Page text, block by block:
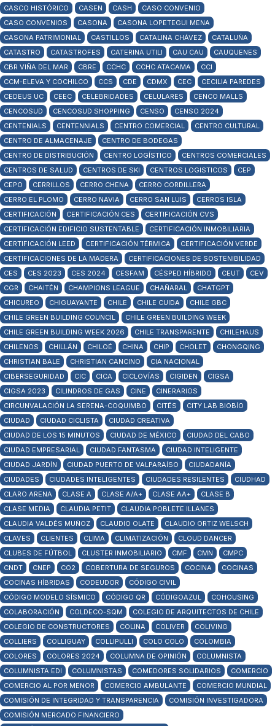
CASCO HISTÓRICO
CASEN CASH
CASO CONVENIO
CASO CONVENIOS
CASONA
CASONA LOPETEGUI MENA
CASONA PATRIMONIAL
CASTILLOS CATALINA CHÁVEZ
CATALUÑA
CATASTRO
CATASTROFES CATERINA UTILI CAU CAU
CAUQUENES
CBR VIÑA DEL MAR
CBRE CCHC CCHC ATACAMA
CCI
CCM-ELEVA Y COCHILCO
CCS CDE CDMX CEC
CECILIA PAREDES
CEDEUS UC
CEEC CELEBRIDADES CELULARES
CENCO MALLS
CENCOSUD
CENCOSUD SHOPPING CENSO
CENSO 2024
CENTENIALS
CENTENNIALS CENTRO COMERCIAL
CENTRO CULTURAL
CENTRO DE ALMACENAJE
CENTRO DE BODEGAS
CENTRO DE DISTRIBUCIÓN
CENTRO LOGÍSTICO
CENTROS COMERCIALES
CENTROS DE SALUD
CENTROS DE SKI CENTROS LOGISTICOS
CEP
CEPO
CERRILLOS CERRO CHENA
CERRO CORDILLERA
CERRO EL PLOMO
CERRO NAVIA CERRO SAN LUIS
CERROS ISLA
CERTIFICACIÓN
CERTIFICACIÓN CES
CERTIFICACIÓN CVS
CERTIFICACIÓN EDIFICIO SUSTENTABLE
CERTIFICACIÓN INMOBILIARIA
CERTIFICACIÓN LEED
CERTIFICACIÓN TÉRMICA
CERTIFICACIÓN VERDE
CERTIFICACIONES DE LA MADERA
CERTIFICACIONES DE SOSTENIBILIDAD
CES
CES 2023 CES 2024 CESFAM CÉSPED HÍBRIDO CEUT
CEV
CGR
CHAITÉN CHAMPIONS LEAGUE CHAÑARAL
CHATGPT
CHICUREO
CHIGUAYANTE CHILE CHILE CUIDA
CHILE GBC
CHILE GREEN BUILDING COUNCIL
CHILE GREEN BUILDING WEEK
CHILE GREEN BUILDING WEEK 2026
CHILE TRANSPARENTE
CHILEHAUS
CHILENOS
CHILLÁN CHILOÉ CHINA CHIP CHOLET
CHONGQING
CHRISTIAN BALE
CHRISTIAN CANCINO
CIA NACIONAL
CIBERSEGURIDAD
CIC CICA CICLOVÍAS CIGIDEN
CIGSA
CIGSA 2023
CILINDROS DE GAS CINE
CINERARIOS
CIRCUNVALACIÓN LA SERENA-COQUIMBO
CITÉS
CITY LAB BIOBÍO
CIUDAD
CIUDAD CICLISTA
CIUDAD CREATIVA
CIUDAD DE LOS 15 MINUTOS
CIUDAD DE MÉXICO
CIUDAD DEL CABO
CIUDAD EMPRESARIAL
CIUDAD FANTASMA
CIUDAD INTELIGENTE
CIUDAD JARDÍN
CIUDAD PUERTO DE VALPARAÍSO
CIUDADANÍA
CIUDADES
CIUDADES INTELIGENTES CIUDADES RESILENTES
CIUDHAD
CLARO ARENA
CLASE A CLASE A/A+ CLASE AA+
CLASE B
CLASE MEDIA
CLAUDIA PETIT
CLAUDIA POBLETE ILLANES
CLAUDIA VALDÉS MUÑOZ
CLAUDIO OLATE
CLAUDIO ORTIZ WELSCH
CLAVES
CLIENTES CLIMA CLIMATIZACIÓN
CLOUD DANCER
CLUBES DE FÚTBOL
CLUSTER INMOBILIARIO CMF CMN
CMPC
CNDT
CNEP CO2 COBERTURA DE SEGUROS COCINA
COCINAS
COCINAS HÍBRIDAS
CODEUDOR
CÓDIGO CIVIL
CÓDIGO MODELO SÍSMICO
CÓDIGO QR CÓDIGOAZUL
COHOUSING
COLABORACIÓN
COLDECO-SQM
COLEGIO DE ARQUITECTOS DE CHILE
COLEGIO DE CONSTRUCTORES
COLINA COLIVER
COLIVING
COLLIERS
COLLIGUAY COLLIPULLI COLO COLO
COLOMBIA
COLORES
COLORES 2024 COLUMNA DE OPINIÓN
COLUMNISTA
COLUMNISTA EDI
COLUMNISTAS COMEDORES SOLIDARIOS
COMERCIO
COMERCIO AL POR MENOR
COMERCIO AMBULANTE
COMERCIO MUNDIAL
COMISIÓN DE INTEGRIDAD Y TRANSPARENCIA
COMISIÓN INVESTIGADORA
COMISIÓN MERCADO FINANCIERO